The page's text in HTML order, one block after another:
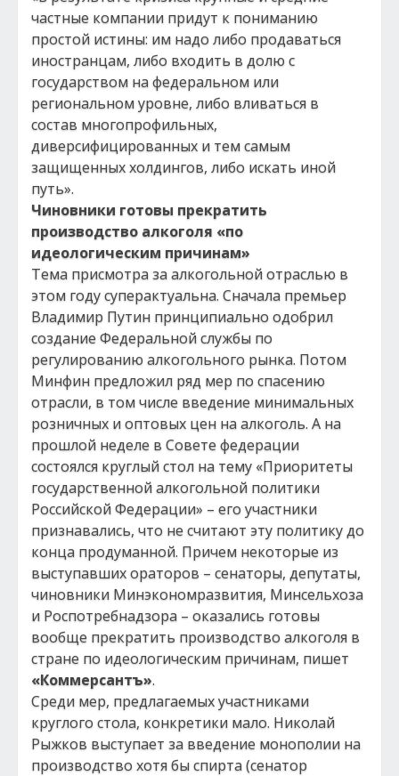
частные компании придут к пониманию
простой истины: им надо либо продаваться
иностранцам, либо входить в долю с
государством на федеральном или
региональном уровне, либо вливаться в
состав многопрофильных,
диверсифицированных и тем самым
защищенных холдингов, либо искать иной
путь».
Чиновники готовы прекратить
производство алкоголя «по
идеологическим причинам»
Тема присмотра за алкогольной отраслью в
этом году суперактуальна. Сначала премьер
Владимир Путин принципиально одобрил
создание Федеральной службы по
регулированию алкогольного рынка. Потом
Минфин предложил ряд мер по спасению
отрасли, в том числе введение минимальных
розничных и оптовых цен на алкоголь. А на
прошлой неделе в Совете федерации
состоялся круглый стол на тему «Приоритеты
государственной алкогольной политики
Российской Федерации» – его участники
признавались, что не считают эту политику до
конца продуманной. Причем некоторые из
выступавших ораторов – сенаторы, депутаты,
чиновники Минэкономразвития, Минсельхоза
и Роспотребнадзора – оказались готовы
вообще прекратить производство алкоголя в
стране по идеологическим причинам, пишет
«Коммерсантъ».
Среди мер, предлагаемых участниками
круглого стола, конкретики мало. Николай
Рыжков выступает за введение монополии на
производство хотя бы спирта (сенатор